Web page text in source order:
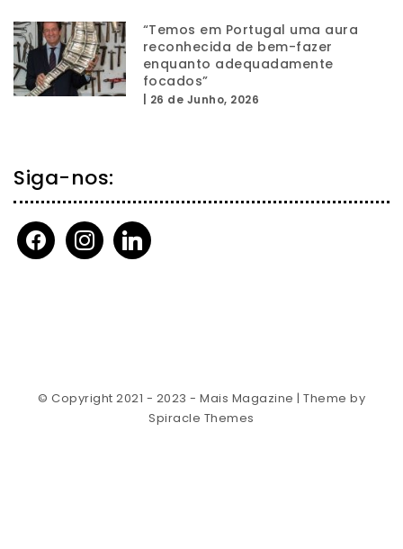
“Temos em Portugal uma aura
reconhecida de bem-fazer
enquanto adequadamente
focados”
26 de Junho, 2026
Siga-nos:
facebookinstagramlinkedin
© Copyright 2021 - 2023 - Mais Magazine | Theme by
Spiracle Themes